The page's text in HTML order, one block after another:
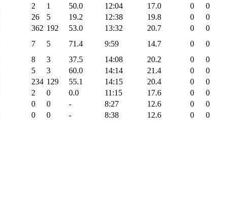
2 1 50.0 12:04 17.0 0
0
26 5 19.2 12:38 19.8 0
0
362 192 53.0 13:32 20.7 0
0
7 5 71.4 9:59 14.7 0
0
8 3 37.5 14:08 20.2 0
0
5 3 60.0 14:14 21.4 0
0
234 129 55.1 14:15 20.4 0
0
2 0 0.0 11:15 17.6 0
0
0 0 - 8:27 12.6 0
0
0 0 - 8:38 12.6 0
0